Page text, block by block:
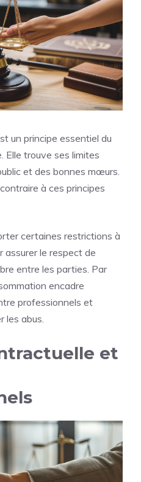
un principe essentiel du
Elle trouve ses limites
et des bonnes mœurs.
à ces principes
certaines restrictions à
assurer le respect de
entre les parties. Par
encadre
professionnels et
les abus.
et